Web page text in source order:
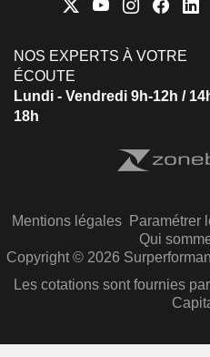
NOS EXPERTS À VOTRE
ÉCOUTE
Lundi - Vendredi 9h-12h /
18h
Mentions légales Paramétrer
Qui
Copyright © 2026
Les cotations sont fournies